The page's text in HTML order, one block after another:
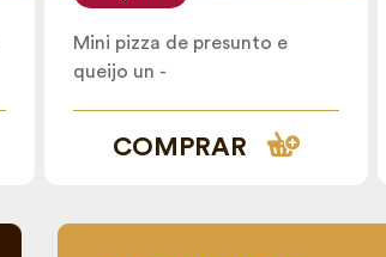
Mini pizza de presunto e
queijo un -
COMPRAR